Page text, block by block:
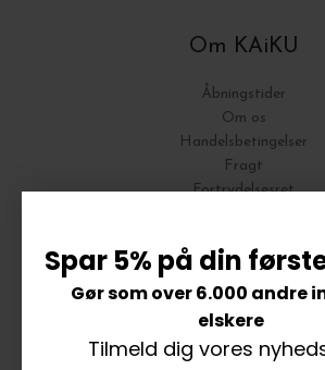
Om KAiKU
Åbningstider
Om os
Handelsbetingelser
Fragt
Fortrydelsesret
Vores butik
KAiKU ApS
Spar 5% på din
Gør som over 6.000 andre
elskere
Tilmeld dig vores